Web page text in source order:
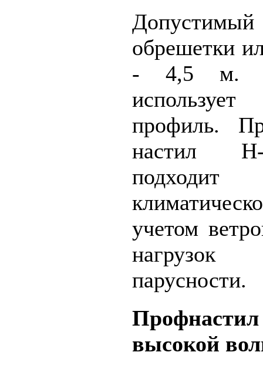
обрешетки
- 4,5 м.
профиль.
настил
учетом
парусности.
высокой